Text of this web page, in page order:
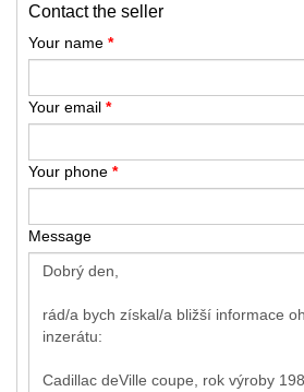
Contact the seller
Your name *
Your email *
Your phone *
Message